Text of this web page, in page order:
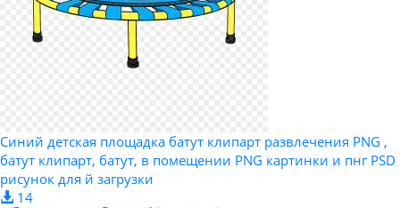
Синий детская площадка батут клипарт развлечения PNG ,
батут клипарт, батут, в помещении PNG картинки и пнг PSD
рисунок для й загрузки
14